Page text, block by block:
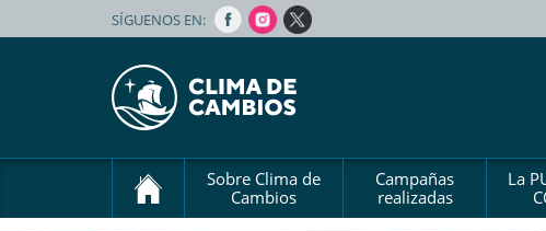
SÍGUENOS EN:
Sobre Clima de
Cambios
Campañas
realizadas
La